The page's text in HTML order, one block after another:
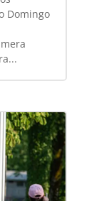
Domingo